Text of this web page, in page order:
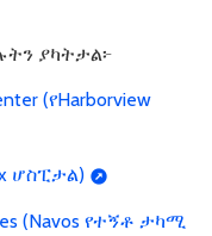
ያካትታል፦
(የHarborview
ሆስፒታል)
(Navos የተኝቶ ታካሚ